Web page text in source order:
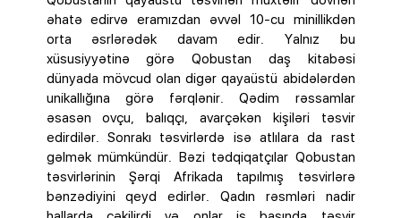
əhatə edirvə eramızdan əvvəl 10-cu minillikdən
orta əsrlərədək davam edir. Yalnız bu
xüsusiyyətinə görə Qobustan daş kitabəsi
dünyada mövcud olan digər qayaüstü abidələrdən
unikallığına görə fərqlənir. Qədim rəssamlar
əsasən ovçu, balıqçı, avarçəkən kişiləri təsvir
edirdilər. Sonrakı təsvirlərdə isə atlılara da rast
gəlmək mümkündür. Bəzi tədqiqatçılar Qobustan
təsvirlərinin Şərqi Afrikada tapılmış təsvirlərə
bənzədiyini qeyd edirlər. Qadın rəsmləri nadir